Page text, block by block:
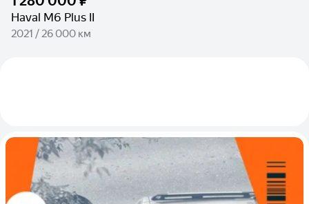
Haval M6 Plus II
2021 / 26 000 км